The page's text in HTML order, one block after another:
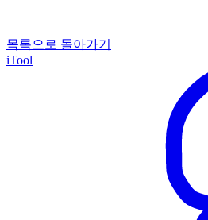
목록으로 돌아가기
iTool